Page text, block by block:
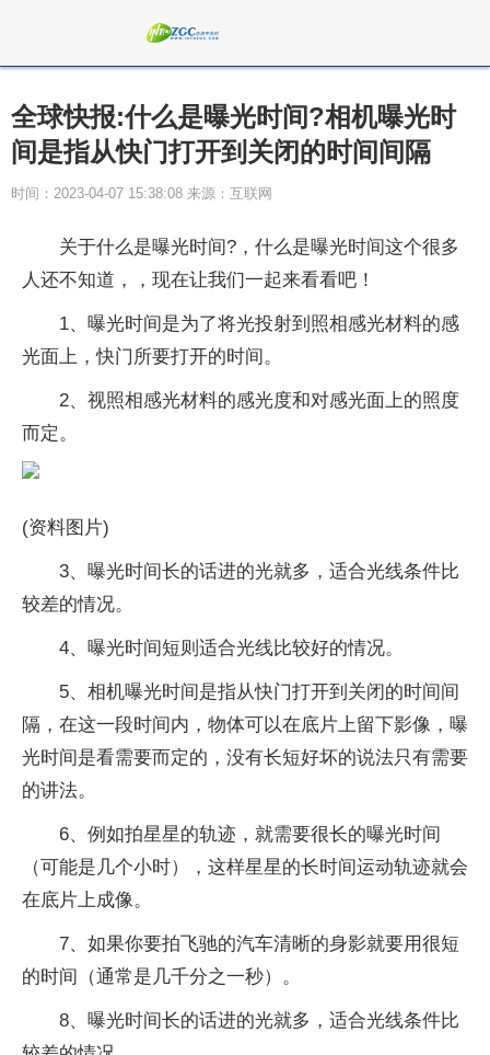
全球快报:什么是曝光时间?相机曝光时
间是指从快门打开到关闭的时间间隔
时间：2023-04-07 15:38:08 来源：互联网
关于什么是曝光时间?，什么是曝光时间这个很多
人还不知道，，现在让我们一起来看看吧！
1、曝光时间是为了将光投射到照相感光材料的感
光面上，快门所要打开的时间。
2、视照相感光材料的感光度和对感光面上的照度
而定。
(资料图片)
3、曝光时间长的话进的光就多，适合光线条件比
较差的情况。
4、曝光时间短则适合光线比较好的情况。
5、相机曝光时间是指从快门打开到关闭的时间间
隔，在这一段时间内，物体可以在底片上留下影像，曝
光时间是看需要而定的，没有长短好坏的说法只有需要
的讲法。
6、例如拍星星的轨迹，就需要很长的曝光时间
（可能是几个小时），这样星星的长时间运动轨迹就会
在底片上成像。
7、如果你要拍飞驰的汽车清晰的身影就要用很短
的时间（通常是几千分之一秒）。
8、曝光时间长的话进的光就多，适合光线条件比